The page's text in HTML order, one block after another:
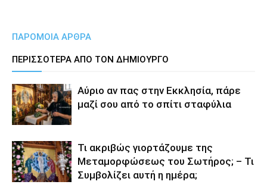
ΠΑΡΟΜΟΙΑ ΑΡΘΡΑ
ΠΕΡΙΣΣΟΤΕΡΑ ΑΠΟ ΤΟΝ ΔΗΜΙΟΥΡΓΟ
Αύριο αν πας στην Εκκλησία, πάρε
μαζί σου από το σπίτι σταφύλια
Τι ακριβώς γιορτάζουμε της
Μεταμορφώσεως του Σωτήρος; – Τι
Συμβολίζει αυτή η ημέρα;